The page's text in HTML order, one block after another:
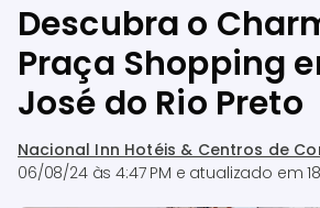
Descubra o
Praça Shopping
José do Rio Preto
Nacional Inn Hotéis & Centros de
06/08/24 às 4:47 PM e atualizado em